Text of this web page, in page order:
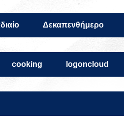
Δεκαπενθήμερο
cooking logoncloud